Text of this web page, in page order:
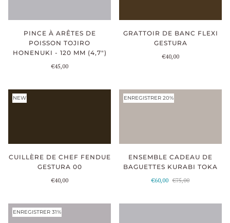
PINCE À ARÊTES DE
POISSON TOJIRO
HONENUKI - 120 MM (4,7")
€45,00
GRATTOIR DE BANC FLEXI
GESTURA
€40,00
NEW
CUILLÈRE DE CHEF FENDUE
GESTURA 00
€40,00
ENREGISTRER 20%
ENSEMBLE CADEAU DE
BAGUETTES KURABI TOKA
€60,00 €75,00
ENREGISTRER 31%